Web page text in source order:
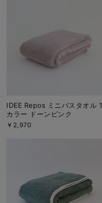
IDEE Repos ミニバスタオル 1
カラー ドーンピンク
￥2,970